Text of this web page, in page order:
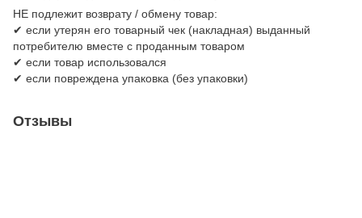
НЕ подлежит возврату / обмену товар:
✔ если утерян его товарный чек (накладная) выданный
потребителю вместе с проданным товаром
✔ если товар использовался
✔ если повреждена упаковка (без упаковки)
Отзывы